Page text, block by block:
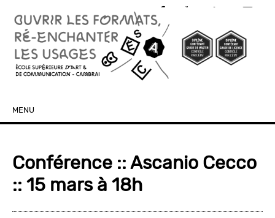
MENU
Conférence :: Ascanio Cecco
:: 15 mars à 18h